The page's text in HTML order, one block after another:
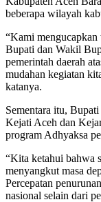
beberapa wilayah
“Kami mengucapkan
Bupati dan Wakil
pemerintah daerah
mudahan kegiatan
katanya.
Sementara itu,
Kejati Aceh dan
program Adhyaksa
“Kita ketahui bahwa
menyangkut masa
Percepatan
nasional selain dari